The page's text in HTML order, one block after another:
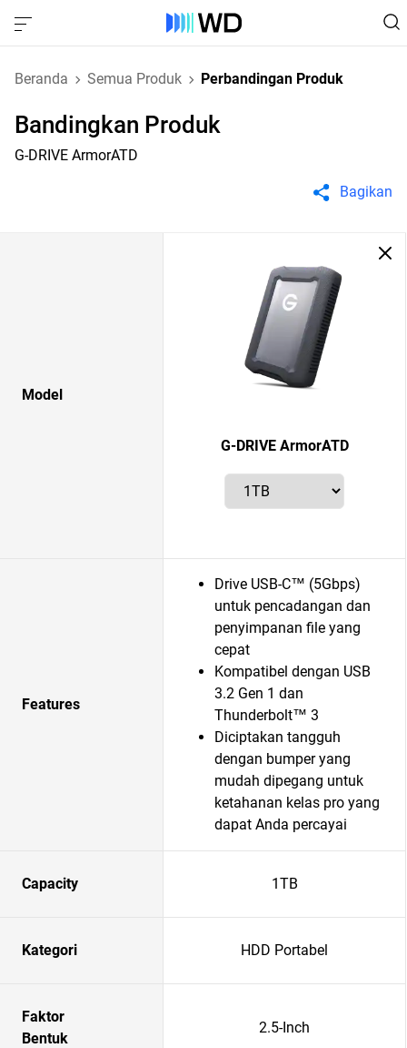
Beranda Semua Produk Perbandingan Produk
Bandingkan Produk
G-DRIVE ArmorATD
Bagikan
Model
G-DRIVE ArmorATD
Features
Drive USB-C™ (5Gbps)
untuk pencadangan dan
penyimpanan file yang
cepat
Kompatibel dengan USB
3.2 Gen 1 dan
Thunderbolt™ 3
Diciptakan tangguh
dengan bumper yang
mudah dipegang untuk
ketahanan kelas pro yang
dapat Anda percayai
Capacity 1TB
Kategori HDD Portabel
Faktor
Bentuk
2.5-Inch